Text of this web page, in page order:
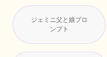
ジェミニ父と娘プロ
ンプト